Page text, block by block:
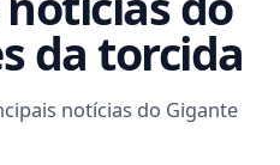
da torcida
notícias do Gigante